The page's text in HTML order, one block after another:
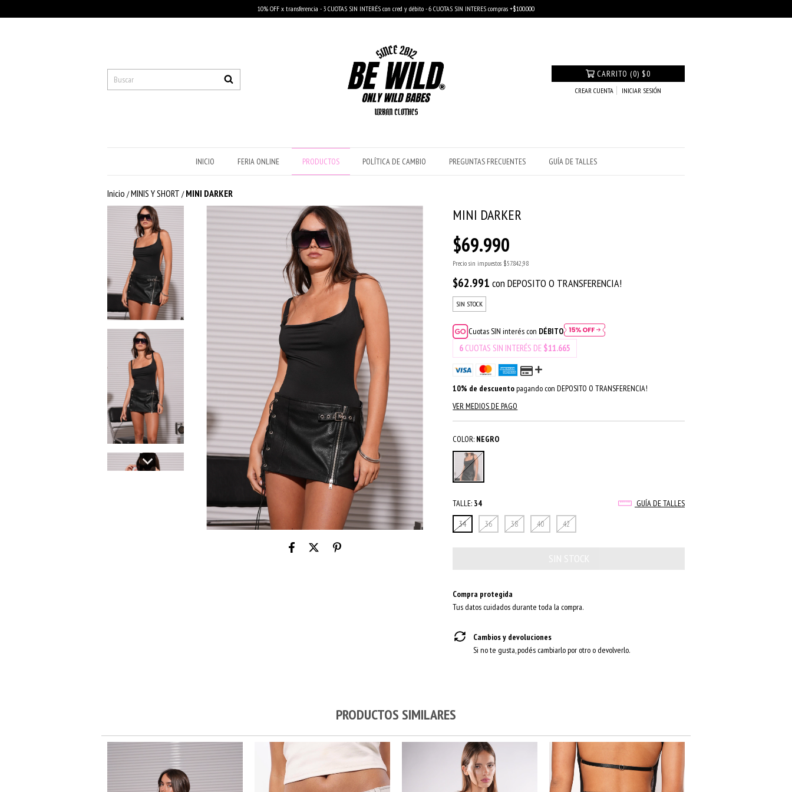
10% OFF x transferencia - 3 CUOTAS SIN INTERÉS con cred y débito - 6 CUOTAS SIN INTERES compras +$100.000
CARRITO (0) $0
CREAR CUENTA INICIAR SESIÓN
INICIO FERIA ONLINE PRODUCTOS POLÍTICA DE CAMBIO PREGUNTAS FRECUENTES GUÍA DE TALLES
Inicio /MINIS Y SHORT / MINI DARKER
MINI DARKER
$69.990
Precio sin impuestos $57.842,98
$62.991con DEPOSITO O TRANSFERENCIA!
SIN STOCK
Cuotas SIN interés con DÉBITO
6 CUOTAS SIN INTERÉS DE $11.665
10% de descuentopagando con DEPOSITO O TRANSFERENCIA!
VER MEDIOS DE PAGO
COLOR: NEGRO
TALLE: 34
GUÍA DE TALLES
34
36 38 40 42
Compra protegida
Tus datos cuidados durante toda la compra.
Cambios y devoluciones
Si no te gusta, podés cambiarlo por otro o devolverlo.
PRODUCTOS SIMILARES